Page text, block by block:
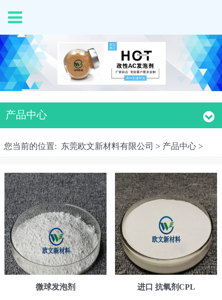
产品中心
您当前的位置: 东莞欧文新材料有限公司 > 产品中心 >
微球发泡剂 进口 抗氧剂CPL